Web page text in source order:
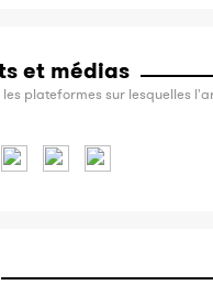
et médias
les plateformes sur lesquelles